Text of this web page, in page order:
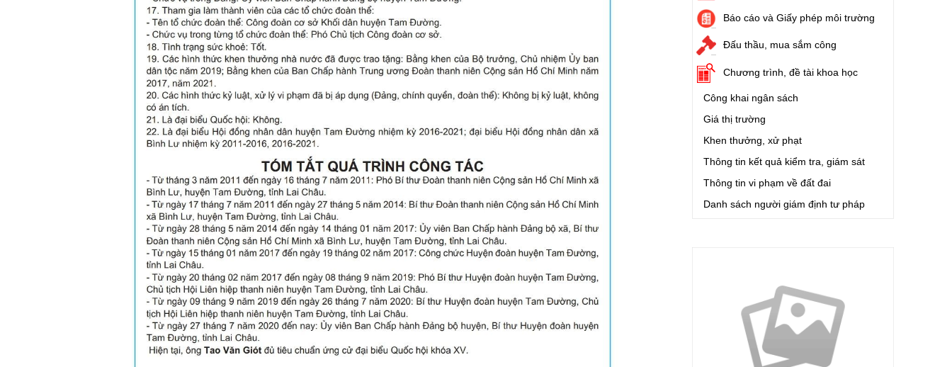
Báo cáo và Giấy phép môi trường
Đấu thầu, mua sắm công
Chương trình, đề tài khoa học
Công khai ngân sách
Giá thị trường
Khen thưởng, xử phạt
Thông tin kết quả kiểm tra, giám sát
Thông tin vi phạm về đất đai
Danh sách người giám định tư pháp